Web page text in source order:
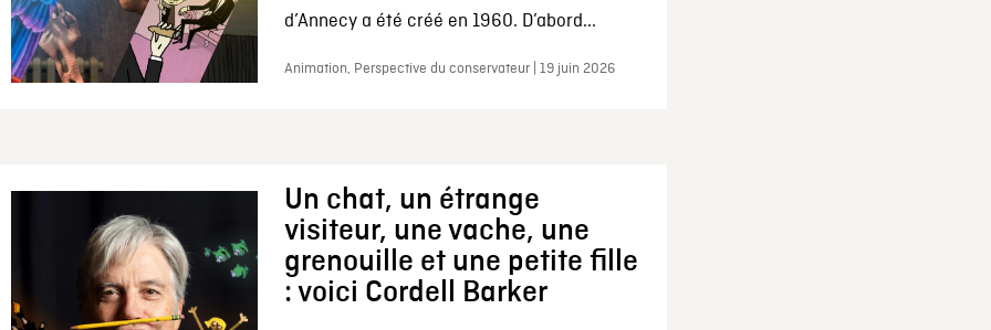
d’Annecy a été créé en 1960. D’abord...
Animation, Perspective du conservateur | 19 juin 2026
Un chat, un étrange
visiteur, une vache, une
grenouille et une petite fille
: voici Cordell Barker